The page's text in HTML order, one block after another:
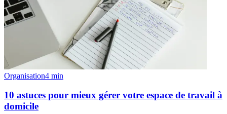
Organisation4 min
10 astuces pour mieux gérer votre espace de travail à
domicile